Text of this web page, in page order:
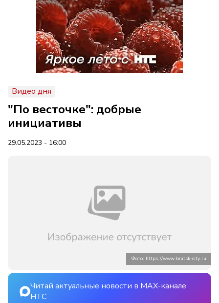
Видео дня
"По весточке": добрые
инициативы
29.05.2023 - 16:00
Фото: https://www.bratsk-city.ru
Читай актуальные новости в MAX-канале
НТС